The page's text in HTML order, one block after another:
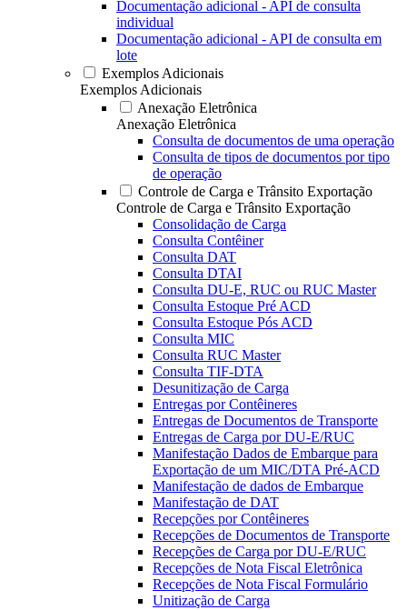
Documentação adicional - API de consulta
individual
Documentação adicional - API de consulta em
lote
Exemplos Adicionais
Exemplos Adicionais
Anexação Eletrônica
Anexação Eletrônica
Consulta de documentos de uma operação
Consulta de tipos de documentos por tipo
de operação
Controle de Carga e Trânsito Exportação
Controle de Carga e Trânsito Exportação
Consolidação de Carga
Consulta Contêiner
Consulta DAT
Consulta DTAI
Consulta DU-E, RUC ou RUC Master
Consulta Estoque Pré ACD
Consulta Estoque Pós ACD
Consulta MIC
Consulta RUC Master
Consulta TIF-DTA
Desunitização de Carga
Entregas por Contêineres
Entregas de Documentos de Transporte
Entregas de Carga por DU-E/RUC
Manifestação Dados de Embarque para
Exportação de um MIC/DTA Pré-ACD
Manifestação de dados de Embarque
Manifestação de DAT
Recepções por Contêineres
Recepções de Documentos de Transporte
Recepções de Carga por DU-E/RUC
Recepções de Nota Fiscal Eletrônica
Recepções de Nota Fiscal Formulário
Unitização de Carga